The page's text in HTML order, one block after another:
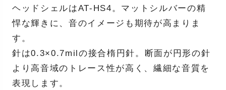
ヘッドシェルはAT-HS4。マットシルバーの精
悍な輝きに、音のイメージも期待が高まりま
す。
針は0.3×0.7milの接合楕円針。断面が円形の針
より高音域のトレース性が高く、繊細な音質を
表現します。